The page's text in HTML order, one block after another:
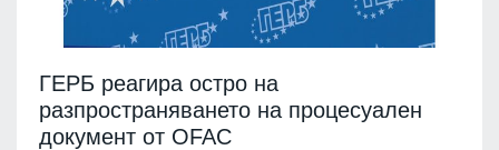
ГЕРБ реагира остро на
разпространяването на процесуален
документ от OFAC